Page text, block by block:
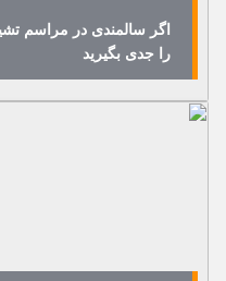
اگر سالمندی در مراسم
را جدی بگیرید